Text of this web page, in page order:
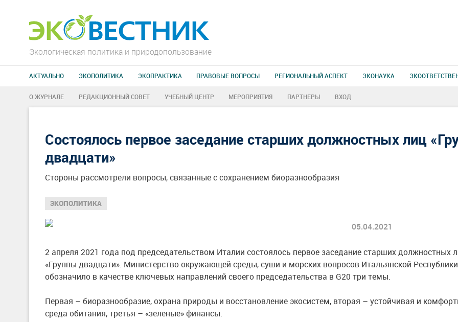
Экологическая политика и природопользование
АКТУАЛЬНО ЭКОПОЛИТИКА ЭКОПРАКТИКА ПРАВОВЫЕ ВОПРОСЫ РЕГИОНАЛЬНЫЙ АСПЕКТ ЭКОНАУКА
О ЖУРНАЛЕ РЕДАКЦИОННЫЙ СОВЕТ УЧЕБНЫЙ ЦЕНТР МЕРОПРИЯТИЯ ПАРТНЕРЫ ВХОД
Состоялось первое заседание старших должностных лиц
двадцати»
Стороны рассмотрели вопросы, связанные с сохранением биоразнообразия
ЭКОПОЛИТИКА
05.04.2021
2 апреля 2021 года под председательством Италии состоялось первое заседание старших должностных
«Группы двадцати». Министерство окружающей среды, суши и морских вопросов Итальянской Республики
обозначило в качестве ключевых направлений своего председательства в G20 три темы.
Первая – биоразнообразие, охрана природы и восстановление экосистем, вторая – устойчивая и
среда обитания, третья – «зеленые» финансы.